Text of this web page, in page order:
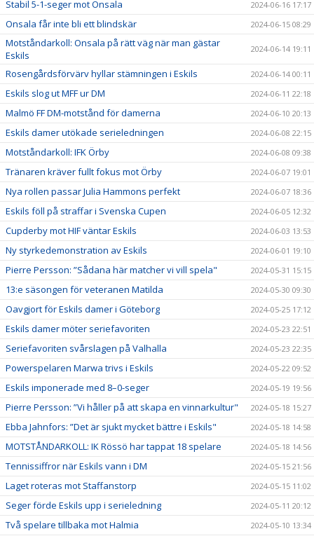
Stabil 5-1-seger mot Onsala 2024-06-16 17:17
Onsala får inte bli ett blindskär 2024-06-15 08:29
Motståndarkoll: Onsala på rätt väg när man gästar
Eskils
2024-06-14 19:11
Rosengårdsförvärv hyllar stämningen i Eskils 2024-06-14 00:11
Eskils slog ut MFF ur DM 2024-06-11 22:18
Malmö FF DM-motstånd för damerna 2024-06-10 20:13
Eskils damer utökade serieledningen 2024-06-08 22:15
Motståndarkoll: IFK Örby 2024-06-08 09:38
Tränaren kräver fullt fokus mot Örby 2024-06-07 19:01
Nya rollen passar Julia Hammons perfekt 2024-06-07 18:36
Eskils föll på straffar i Svenska Cupen 2024-06-05 12:32
Cupderby mot HIF väntar Eskils 2024-06-03 13:53
Ny styrkedemonstration av Eskils 2024-06-01 19:10
Pierre Persson: ”Sådana här matcher vi vill spela" 2024-05-31 15:15
13:e säsongen för veteranen Matilda 2024-05-30 09:30
Oavgjort för Eskils damer i Göteborg 2024-05-25 17:12
Eskils damer möter seriefavoriten 2024-05-23 22:51
Seriefavoriten svårslagen på Valhalla 2024-05-23 22:35
Powerspelaren Marwa trivs i Eskils 2024-05-22 09:52
Eskils imponerade med 8–0-seger 2024-05-19 19:56
Pierre Persson: ”Vi håller på att skapa en vinnarkultur" 2024-05-18 15:27
Ebba Jahnfors: ”Det är sjukt mycket bättre i Eskils" 2024-05-18 14:58
MOTSTÅNDARKOLL: IK Rössö har tappat 18 spelare 2024-05-18 14:56
Tennissiffror när Eskils vann i DM 2024-05-15 21:56
Laget roteras mot Staffanstorp 2024-05-15 11:02
Seger förde Eskils upp i serieledning 2024-05-11 20:12
Två spelare tillbaka mot Halmia 2024-05-10 13:34